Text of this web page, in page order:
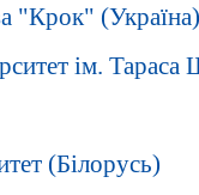
"Крок" (Україна)
ім.
(Білорусь)